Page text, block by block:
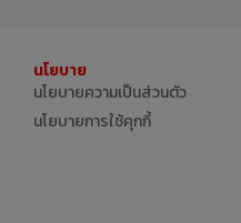
นโยบาย
นโยบายความเป็นส่วนตัว
นโยบายการใช้คุกกี้